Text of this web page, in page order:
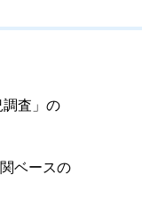
査」の
ベースの